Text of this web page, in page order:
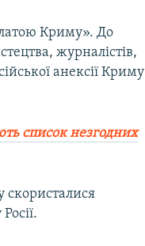
Криму». До
журналістів,
анексії Криму
список незгодних
скористалися